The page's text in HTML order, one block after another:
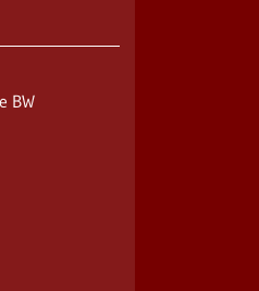
BW